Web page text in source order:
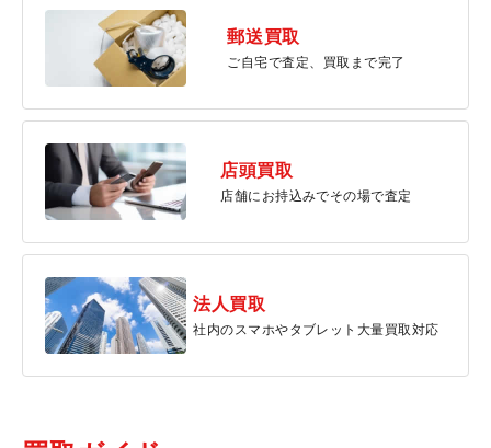
郵送買取
ご自宅で査定、買取まで完了
店頭買取
店舗にお持込みでその場で査定
法人買取
社内のスマホやタブレット大量買取対応